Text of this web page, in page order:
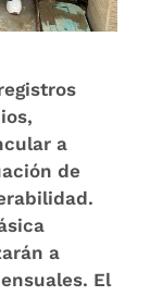
a
de
a
El